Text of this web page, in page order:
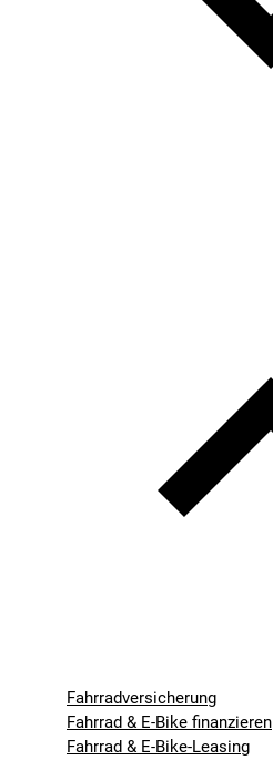
Fahrradversicherung
Fahrrad & E-Bike finanzieren
Fahrrad & E-Bike-Leasing